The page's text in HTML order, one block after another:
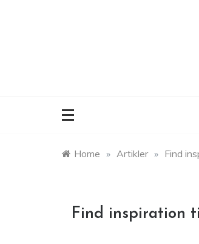
Home » Artikler » Find
Find inspiration